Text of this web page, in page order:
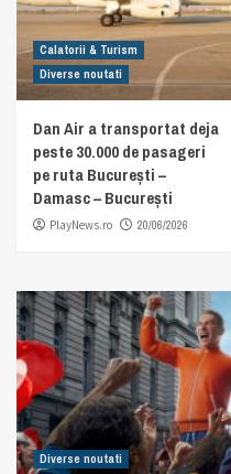
Calatorii & Turism
Diverse noutati
Dan Air a transportat deja
peste 30.000 de pasageri
pe ruta București –
Damasc – București
PlayNews.ro 20/06/2026
Diverse noutati